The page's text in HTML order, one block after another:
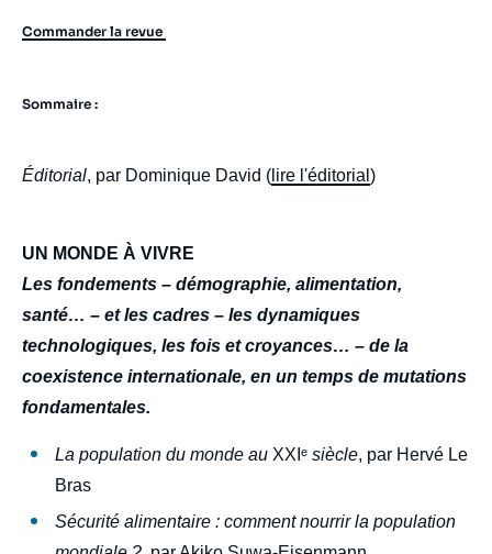
Commander la revue
Sommaire :
Éditorial, par Dominique David ( lire l'éditorial )
UN MONDE À VIVRE
Les fondements – démographie, alimentation,
santé… – et les cadres – les dynamiques
technologiques, les fois et croyances… – de la
coexistence internationale, en un temps de mutations
fondamentales.
La population du monde au XXIᵉ siècle, par Hervé Le
Bras
Sécurité alimentaire : comment nourrir la population